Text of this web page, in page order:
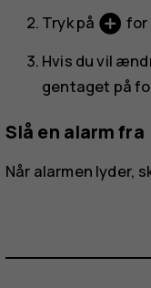
Tryk på add_circle for
Hvis du vil
gentaget på
Slå en alarm fra
Når alarmen lyder,